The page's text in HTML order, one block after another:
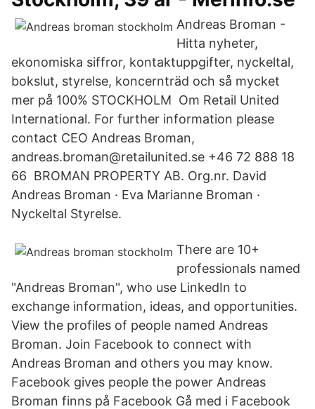
Andreas Broman -
Hitta nyheter,
ekonomiska siffror, kontaktuppgifter, nyckeltal,
bokslut, styrelse, koncernträd och så mycket
mer på 100% STOCKHOLM Om Retail United
International. For further information please
contact CEO Andreas Broman,
andreas.broman@retailunited.se +46 72 888 18
66 BROMAN PROPERTY AB. Org.nr. David
Andreas Broman · Eva Marianne Broman ·
Nyckeltal Styrelse.
There are 10+
professionals named
"Andreas Broman", who use LinkedIn to
exchange information, ideas, and opportunities.
View the profiles of people named Andreas
Broman. Join Facebook to connect with
Andreas Broman and others you may know.
Facebook gives people the power Andreas
Broman finns på Facebook Gå med i Facebook